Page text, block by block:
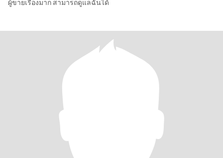
ผู้ขายเรืองมาก สามารถดูแลฉันได้